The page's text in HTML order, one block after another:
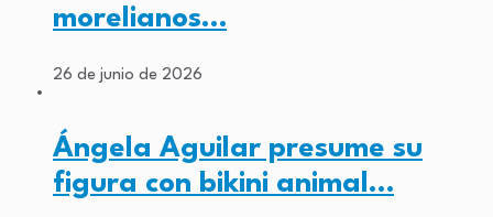
morelianos…
26 de junio de 2026
Ángela Aguilar presume su
figura con bikini animal…